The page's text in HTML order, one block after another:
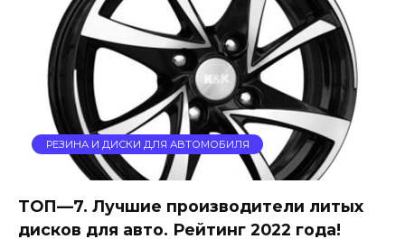
РЕЗИНА И ДИСКИ ДЛЯ АВТОМОБИЛЯ
ТОП—7. Лучшие производители литых
дисков для авто. Рейтинг 2022 года!